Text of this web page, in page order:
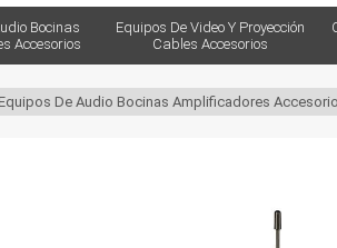
Bocinas
Accesorios
Equipos De Video Y Proyección
Cables Accesorios
Equipos De Audio Bocinas Amplificadores